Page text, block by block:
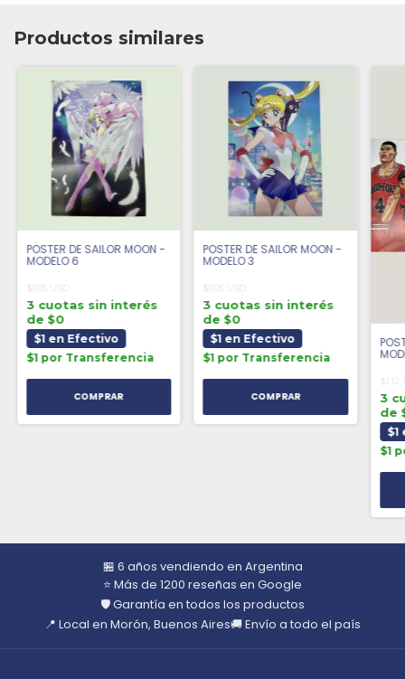
Productos similares
POSTER DE SAILOR MOON -
MODELO 6
$1.05 USD
3 cuotas sin interés
de $0
$1 en Efectivo
$1 por Transferencia
POSTER DE SAILOR MOON -
MODELO 3
$1.05 USD
3 cuotas sin interés
de $0
$1 en Efectivo
$1 por Transferencia
3
de
$1
$1
🏪 6 años vendiendo en Argentina
⭐ Más de 1200 reseñas en Google
🛡️ Garantía en todos los productos
📍 Local en Morón, Buenos Aires🚚 Envío a todo el país